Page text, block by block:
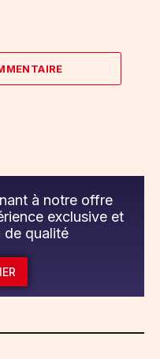
à notre offre
exclusive et
de qualité